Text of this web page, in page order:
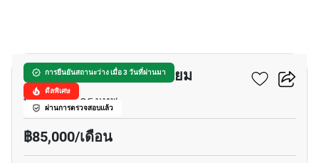
การยืนยันสถานะว่าง เมื่อ 3 วันที่ผ่านมา
ดีลพิเศษ
ผ่านการตรวจสอบแล้ว
สุขุมวิท เฮ้าส์ คอนโดมิเนียม
พร้อมพงษ์, กรุงเทพ
฿85,000/เดือน